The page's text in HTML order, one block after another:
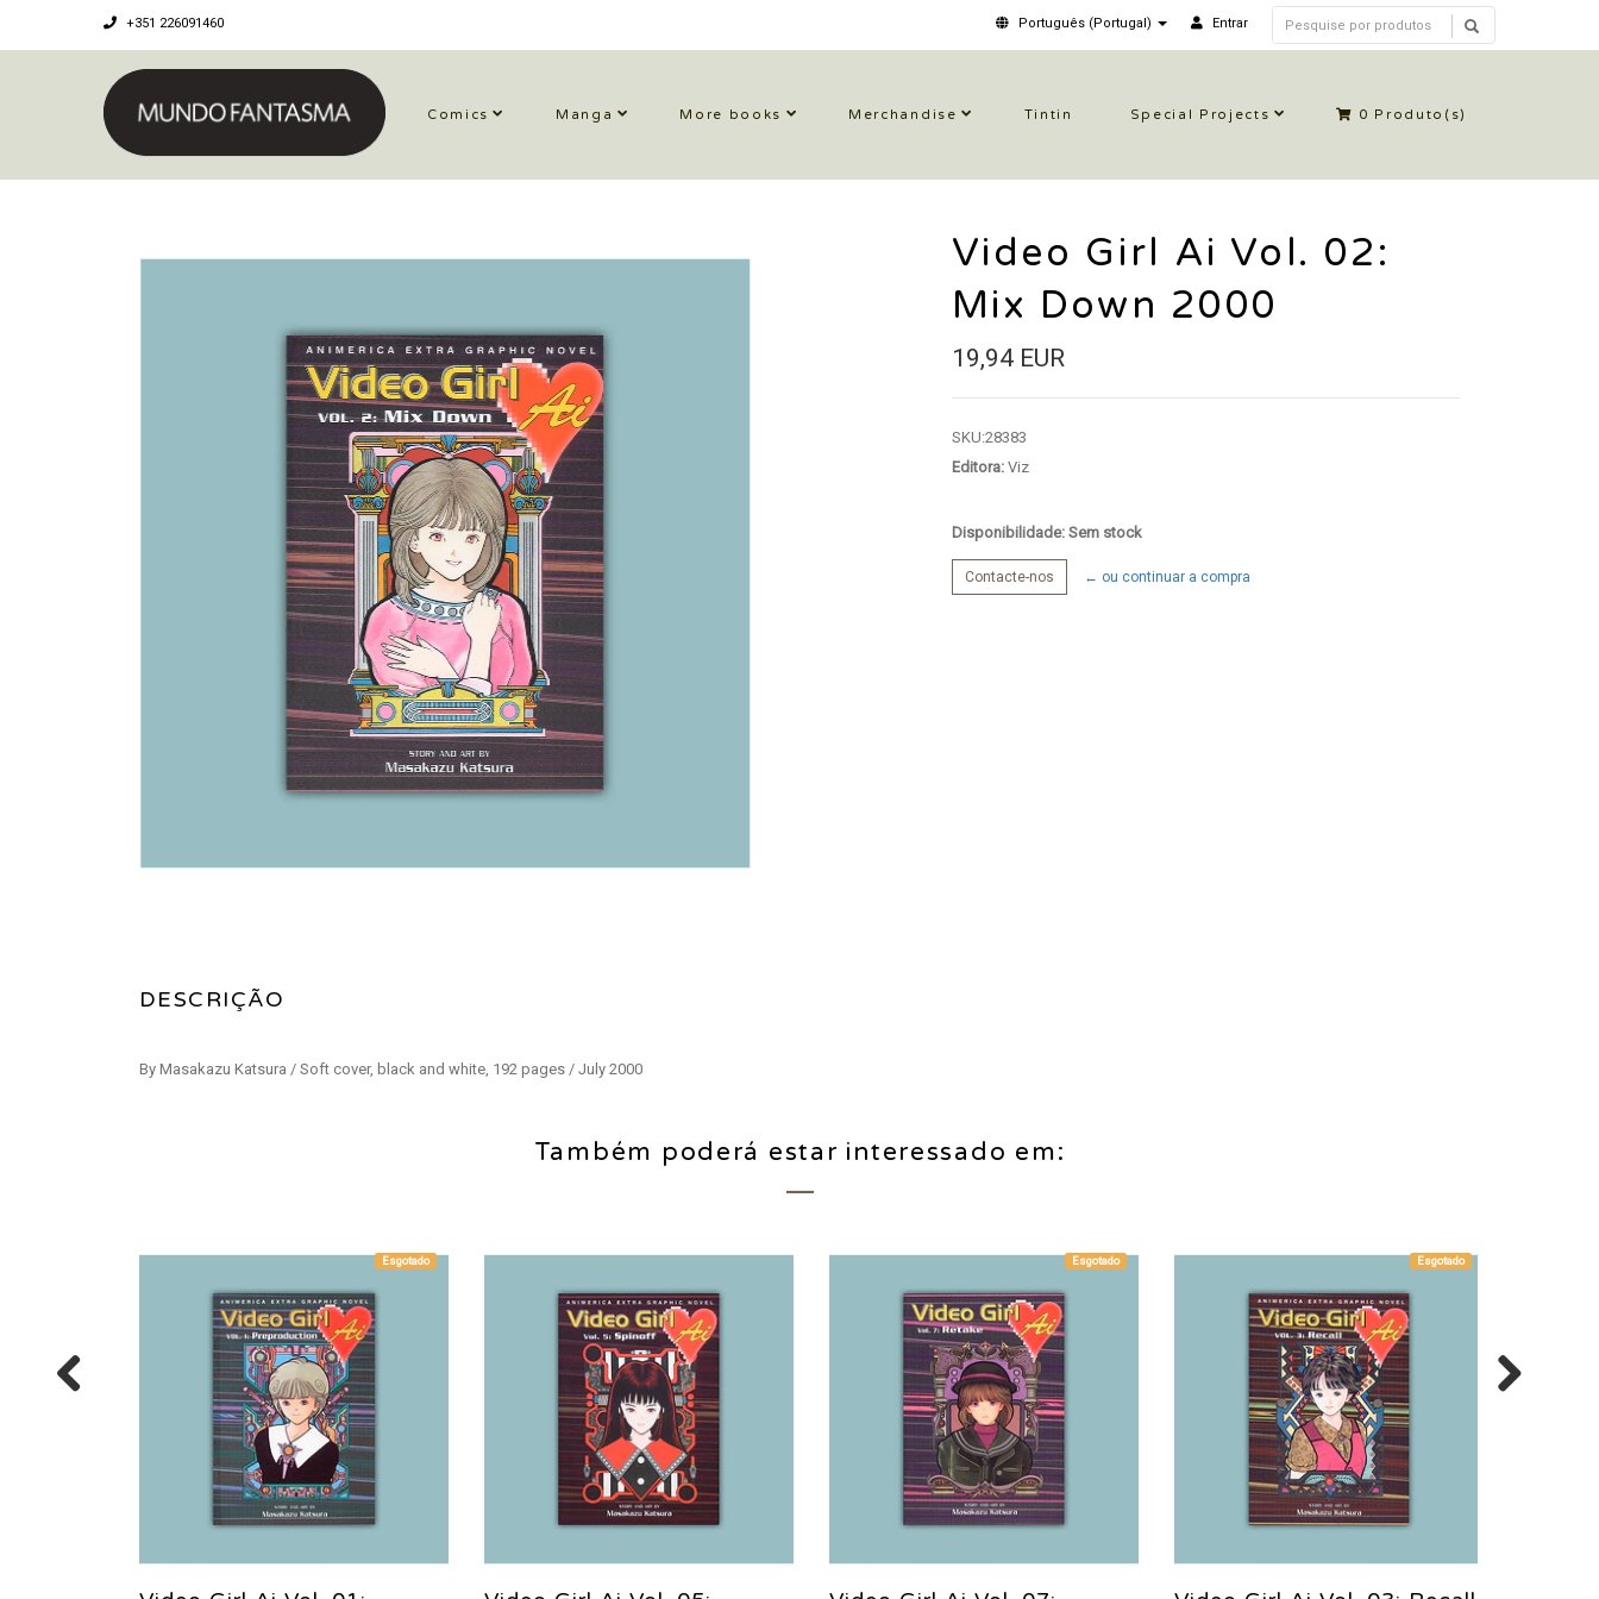
+351 226091460 Português (Portugal) Entrar
Comics Manga More books Merchandise Tintin Special Projects 0 Produto(s)
DESCRIÇÃO
By Masakazu Katsura / Soft cover, black and white, 192 pages / July 2000
Video Girl Ai Vol. 02:
Mix Down 2000
19,94 EUR
SKU:28383
Editora:Viz
Disponibilidade: Sem stock
Contacte-nos ← ou continuar a compra
Também poderá estar interessado em:
Esgotado Esgotado Esgotado